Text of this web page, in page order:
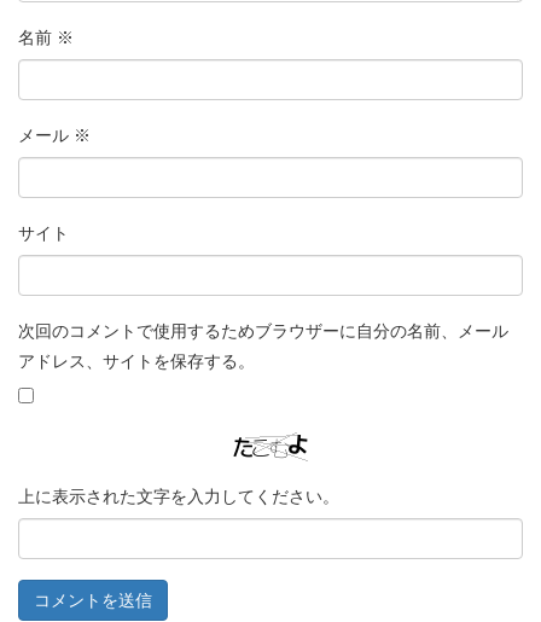
名前 ※
メール ※
サイト
次回のコメントで使用するためブラウザーに自分の名前、メール
アドレス、サイトを保存する。
上に表示された文字を入力してください。